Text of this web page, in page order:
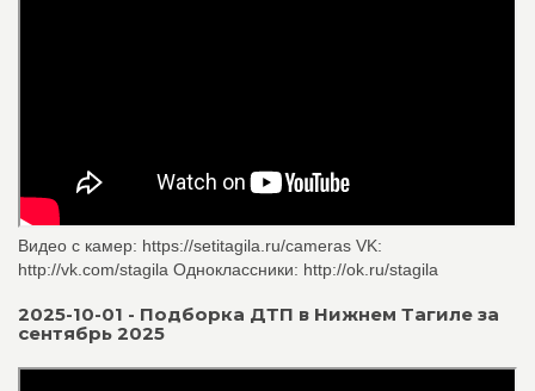
Видео с камер: https://setitagila.ru/cameras VK:
http://vk.com/stagila Одноклассники: http://ok.ru/stagila
2025-10-01 - Подборка ДТП в Нижнем Тагиле за
сентябрь 2025